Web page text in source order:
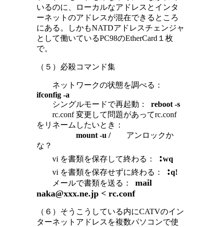
いるのに、ローカルなアドレスとインタ
ーネットのアドレスが混在できるところ
にある。しかもNATDアドレスチェンジャ
として働いているPC98のEtherCard１枚
で。
（５）必殺コマンド集
ネットワークの状態を調べる：
ifconfig -a
シングルモードで再起動： reboot -s
rc.conf 変更して問題があってrc.conf
をリネームしたいとき：
mount -u /アンロックか
な？
vi を書類を保存して終わる：
:wq
vi を書類を保存せずに終わる：
:q!
メールで書類を送る： mail
naka@xxx.ne.jp < rc.conf
（６）そうこうしている内にCATVのイン
ターネットアドレスを複数パソコンで使